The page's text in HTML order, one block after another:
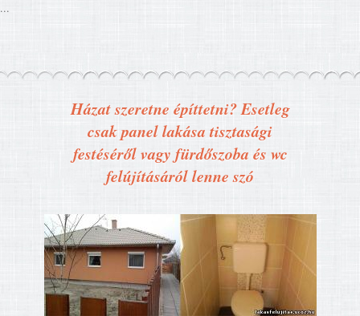
...
Házat szeretne építtetni? Esetleg
csak panel lakása tisztasági
festéséről vagy fürdőszoba és wc
felújításáról lenne szó